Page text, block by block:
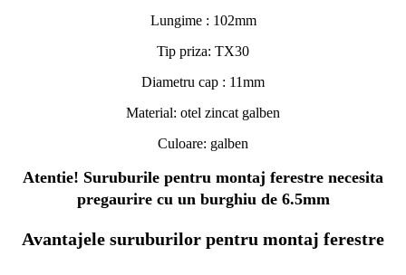
Lungime : 102mm
Tip priza: TX30
Diametru cap : 11mm
Material: otel zincat galben
Culoare: galben
Atentie! Suruburile pentru montaj ferestre necesita
pregaurire cu un burghiu de 6.5mm
Avantajele suruburilor pentru montaj ferestre